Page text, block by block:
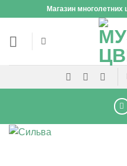
content
Магазин многолетних